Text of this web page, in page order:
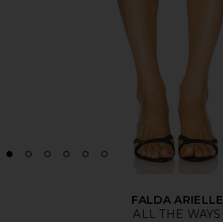
FALDA ARIELLE
ALL THE WAYS